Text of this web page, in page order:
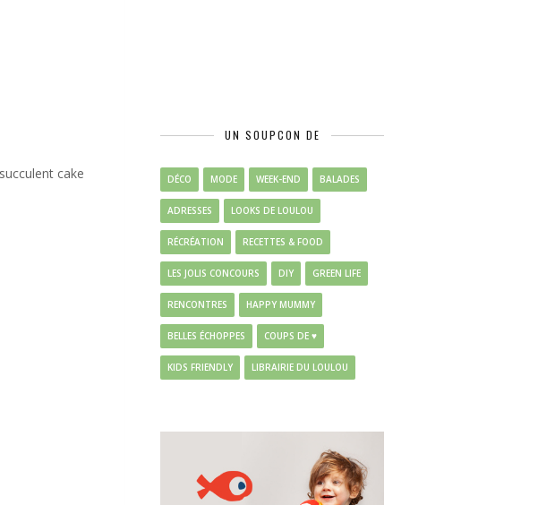
cake
UN SOUPCON DE
DÉCO MODE WEEK-END BALADES
ADRESSES LOOKS DE LOULOU
RÉCRÉATION RECETTES & FOOD
LES JOLIS CONCOURS DIY GREEN LIFE
RENCONTRES HAPPY MUMMY
BELLES ÉCHOPPES COUPS DE ♥
KIDS FRIENDLY LIBRAIRIE DU LOULOU